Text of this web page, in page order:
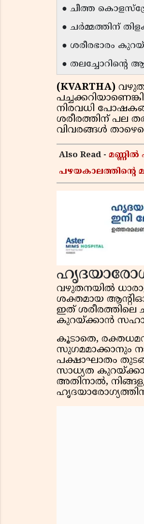
● ചീത്ത
● ചർമ്മത്തിന്
● ശരീരഭാരം
● തലച്ചോറിന്റെ
(KVARTHA)
നിരവധി
ശരീരത്തിന് പല
വിവരങ്ങൾ
Also Read - മണ്ണിൽ
പഴയകാലത്തിൻ്റെ
വഴുതനയിൽ
ശക്തമായ
ഇത് ശരീരത്തിലെ
കുറയ്ക്കാൻ
കൂടാതെ,
സുഗമമാക്കാനും
പക്ഷാഘാതം
സാധ്യത
അതിനാൽ,